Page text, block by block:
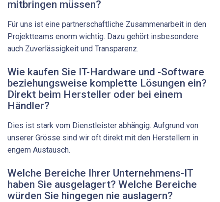
mitbringen müssen?
Für uns ist eine partnerschaftliche Zusammenarbeit in den
Projektteams enorm wichtig. Dazu gehört insbesondere
auch Zuverlässigkeit und Transparenz.
Wie kaufen Sie IT-Hardware und -Software
beziehungsweise komplette Lösungen ein?
Direkt beim Hersteller oder bei ­einem
Händler?
Dies ist stark vom Dienstleister abhängig. Aufgrund von
unserer Grösse sind wir oft direkt mit den Herstellern in
engem Austausch.
Welche Bereiche Ihrer Unternehmens-IT
haben Sie ­ausgelagert? Welche Bereiche
würden Sie hingegen nie ­auslagern?